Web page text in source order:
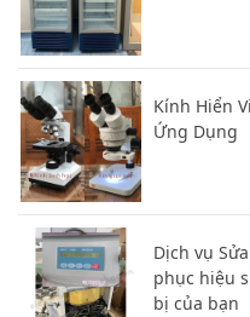
Kính Hiển
Ứng Dụng
Dịch vụ
phục hiệu
bị của bạn